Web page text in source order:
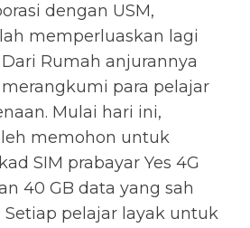
dengan USM,
memperluaskan lagi
Rumah anjurannya
para pelajar
Mulai hari ini,
memohon untuk
SIM prabayar Yes 4G
40 GB data yang sah
Setiap pelajar layak untuk